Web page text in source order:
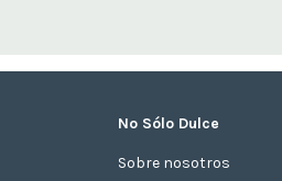
No Sólo Dulce
Sobre nosotros